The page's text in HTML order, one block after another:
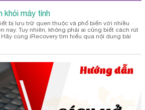
khỏi máy tính
bị lưu trữ quen thuộc và phổ biến với nhiều
nay. Tuy nhiên, không phải ai cũng biết cách rút
cùng iRecovery tìm hiểu qua nội dung bài